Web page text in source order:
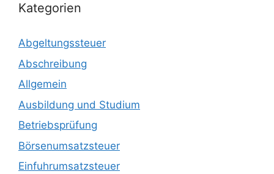
Kategorien
Abgeltungssteuer
Abschreibung
Allgemein
Ausbildung und Studium
Betriebsprüfung
Börsenumsatzsteuer
Einfuhrumsatzsteuer